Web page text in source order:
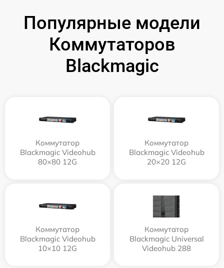
Популярные модели
Коммутаторов
Blackmagic
Коммутатор
Blackmagic Videohub
80×80 12G
Коммутатор
Blackmagic Videohub
20×20 12G
Коммутатор
Blackmagic Videohub
10×10 12G
Коммутатор
Blackmagic Universal
Videohub 288